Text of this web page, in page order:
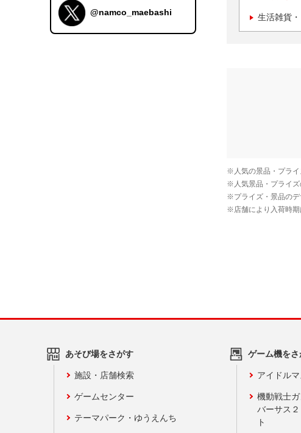
生活雑貨
@namco_maebashi
あそび場をさがす
施設・店舗検索
ゲームセンター
テーマパーク・ゆうえんち
ゲーム機をさ
アイドル
機動戦士
バーサス
ト